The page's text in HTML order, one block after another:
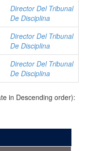
Director Del Tribunal
De Disciplina
Director Del Tribunal
De Disciplina
Director Del Tribunal
De Disciplina
in Descending order):